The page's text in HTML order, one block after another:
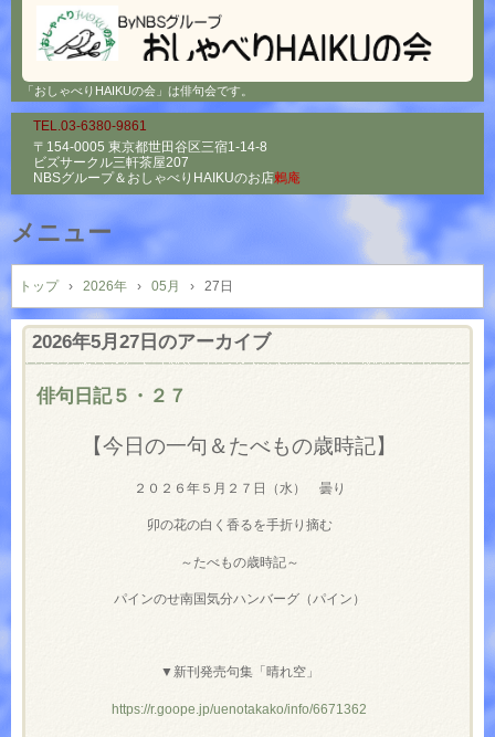
「おしゃべりHAIKUの会」は俳句会です。
TEL.03-6380-9861
〒154-0005 東京都世田谷区三宿1-14-8
ビズサークル三軒茶屋207
NBSグループ＆ おしゃべりHAIKUのお店鶫庵
メニュー
コ
ン
テ
ン
トップ › 2026年 › 05月 › 27日
2026年5月27日 のアーカイブ
俳句日記５・２７
【今日の一句＆たべもの歳時記】
２０２６年５月２７日（水） 曇り
卯の花の白く香るを手折り摘む
～たべもの歳時記～
パインのせ南国気分ハンバーグ（パイン）
▼新刊発売句集「晴れ空」
https://r.goope.jp/uenotakako/info/6671362